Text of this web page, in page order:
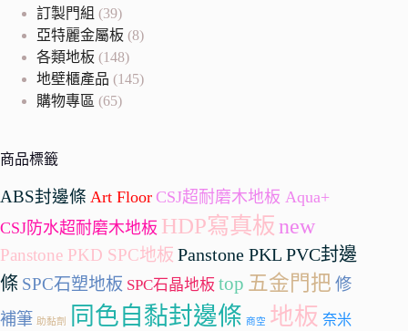
訂製門組 (39)
亞特麗金屬板 (8)
各類地板 (148)
地壁櫃產品 (145)
購物專區 (65)
商品標籤
ABS封邊條 Art Floor CSJ超耐磨木地板 Aqua+
CSJ防水超耐磨木地板 HDP寫真板new
Panstone PKD SPC地板 Panstone PKL PVC封邊
條 SPC石塑地板 SPC石晶地板 top 五金門把 修
補筆 助黏劑 同色自黏封邊條 商空 地板 奈米